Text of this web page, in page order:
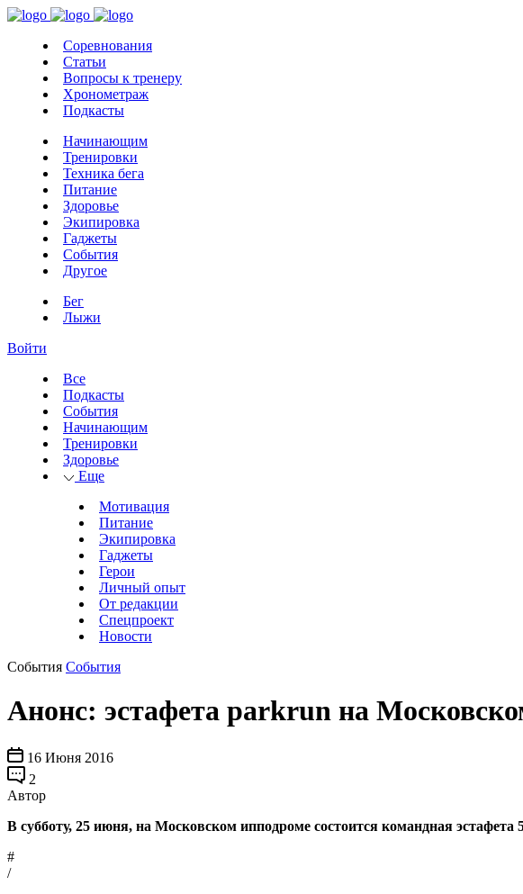
Соревнования
Статьи
Вопросы к тренеру
Хронометраж
Подкасты
Начинающим
Тренировки
Техника бега
Питание
Здоровье
Экипировка
Гаджеты
События
Другое
Бег
Лыжи
Войти
Все
Подкасты
События
Начинающим
Тренировки
Здоровье
Еще
Мотивация
Питание
Экипировка
Гаджеты
Герои
Личный опыт
От редакции
Спецпроект
Новости
События События
Анонс: эстафета parkrun на
16 Июня 2016
2
Автор
В субботу, 25 июня, на Московском ипподроме состоится командная
#
/